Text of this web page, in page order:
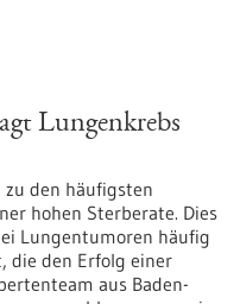
Lungenkrebs
den häufigsten
hohen Sterberate. Dies
Lungentumoren häufig
die den Erfolg einer
aus Baden-